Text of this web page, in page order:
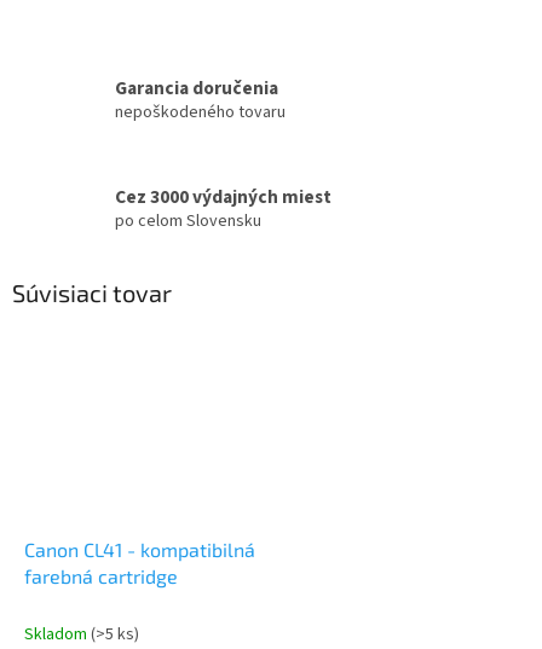
Garancia doručenia
nepoškodeného tovaru
Cez 3000 výdajných miest
po celom Slovensku
Súvisiaci tovar
Canon CL41 - kompatibilná
farebná cartridge
Skladom (>5 ks)